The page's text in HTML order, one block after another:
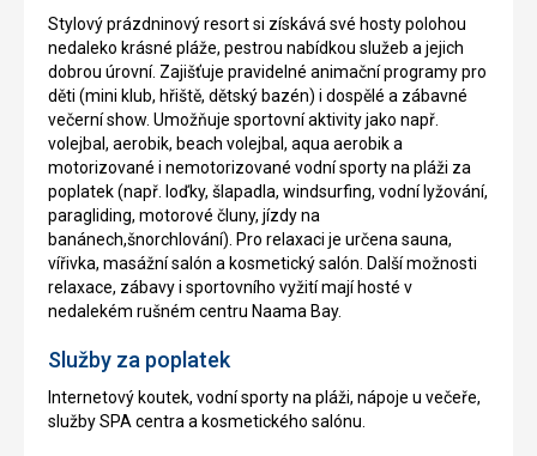
Stylový prázdninový resort si získává své hosty polohou
nedaleko krásné pláže, pestrou nabídkou služeb a jejich
dobrou úrovní. Zajišťuje pravidelné animační programy pro
děti (mini klub, hřiště, dětský bazén) i dospělé a zábavné
večerní show. Umožňuje sportovní aktivity jako např.
volejbal, aerobik, beach volejbal, aqua aerobik a
motorizované i nemotorizované vodní sporty na pláži za
poplatek (např. loďky, šlapadla, windsurfing, vodní lyžování,
paragliding, motorové čluny, jízdy na
banánech,šnorchlování). Pro relaxaci je určena sauna,
vířivka, masážní salón a kosmetický salón. Další možnosti
relaxace, zábavy i sportovního vyžití mají hosté v
nedalekém rušném centru Naama Bay.
Služby za poplatek
Internetový koutek, vodní sporty na pláži, nápoje u večeře,
služby SPA centra a kosmetického salónu.